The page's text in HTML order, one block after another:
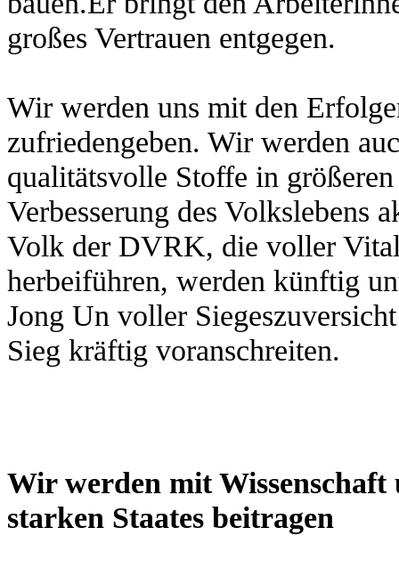
großes Vertrauen entgegen.
Wir werden uns mit den
zufriedengeben. Wir werden
qualitätsvolle Stoffe in
Verbesserung des Volkslebens
Volk der DVRK, die voller
herbeiführen, werden künftig
Jong Un voller
Sieg kräftig voranschreiten.
Wir werden mit
starken Staates beitragen